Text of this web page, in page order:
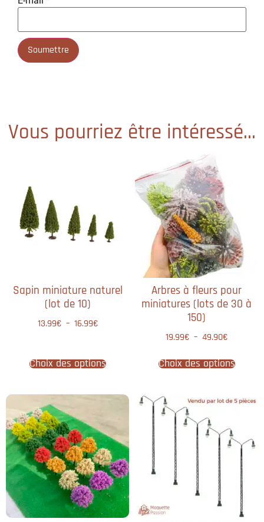
Vous pourriez être intéressé...
Sapin miniature naturel
(lot de 10)
13.99€ – 16.99€
Choix des options
Arbres à fleurs pour
miniatures (lots de 30 à
150)
19.99€ – 49.90€
Choix des options